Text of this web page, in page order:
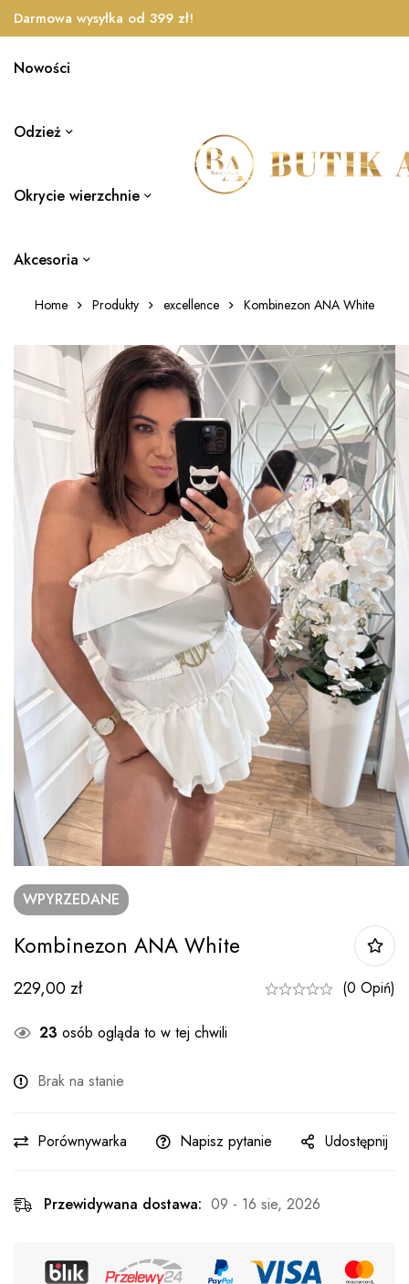
Darmowa wysyłka od 399 zł!
Nowości
Odzież
Okrycie wierzchnie
Akcesoria
Home Produkty excellence Kombinezon ANA White
WPYRZEDANE
Kombinezon ANA White
229,00zł (0 Opiń)
23 osób ogląda to w tej chwili
Brak na stanie
Porównywarka Napisz pytanie Udostępnij
Przewidywana dostawa: 09 - 16 sie, 2026